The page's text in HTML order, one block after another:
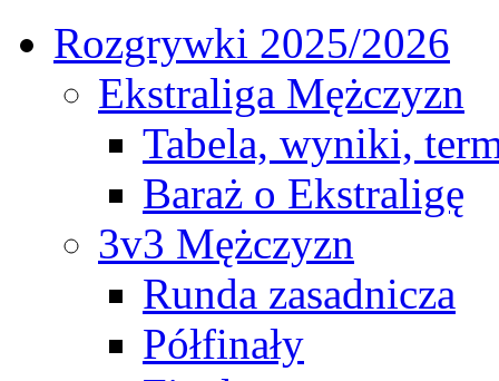
Rozgrywki 2025/2026
Ekstraliga Mężczyzn
Tabela, wyniki,
Baraż o Ekstraligę
3v3 Mężczyzn
Runda zasadnicza
Półfinały